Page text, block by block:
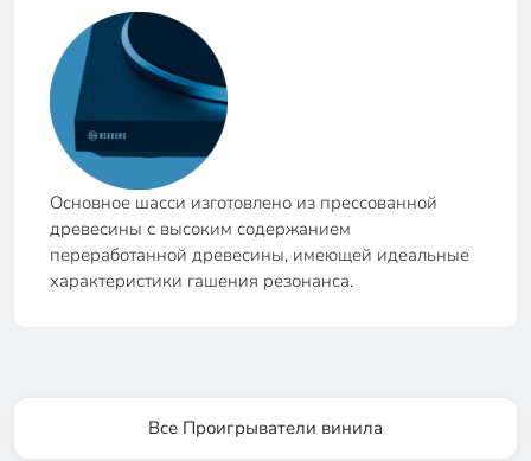
Основное шасси изготовлено из прессованной
древесины с высоким содержанием
переработанной древесины, имеющей идеальные
характеристики гашения резонанса.
Все Проигрыватели винила